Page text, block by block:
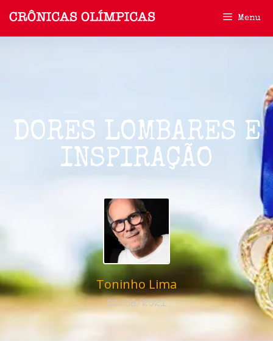
Menu
DORES LOMBARES E
INSPIRAÇÃO
Toninho Lima
25/08/2021